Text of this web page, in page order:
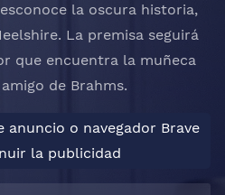
la oscura historia,
La premisa seguirá
que encuentra la muñeca
de Brahms.
o navegador Brave
la publicidad